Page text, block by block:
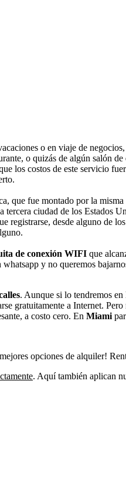
o en viaje de
o quizás de algún salón
los costos de este servicio
que fue montado por la
ciudad de los Estados
registrarse, desde alguno de
de conexión WIFI que
y no queremos
. Aunque si lo tendremos en
gratuitamente a Internet.
a costo cero. En Miami
opciones de alquiler!
. Aquí también aplican